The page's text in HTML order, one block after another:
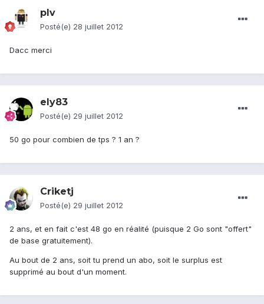
plv
Posté(e) 28 juillet 2012
Dacc merci
ely83
Posté(e) 29 juillet 2012
50 go pour combien de tps ? 1 an ?
Criketj
Posté(e) 29 juillet 2012
2 ans, et en fait c'est 48 go en réalité (puisque 2 Go sont "offert"
de base gratuitement).
Au bout de 2 ans, soit tu prend un abo, soit le surplus est
supprimé au bout d'un moment.